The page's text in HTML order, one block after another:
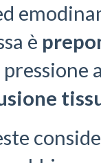
è
pressione